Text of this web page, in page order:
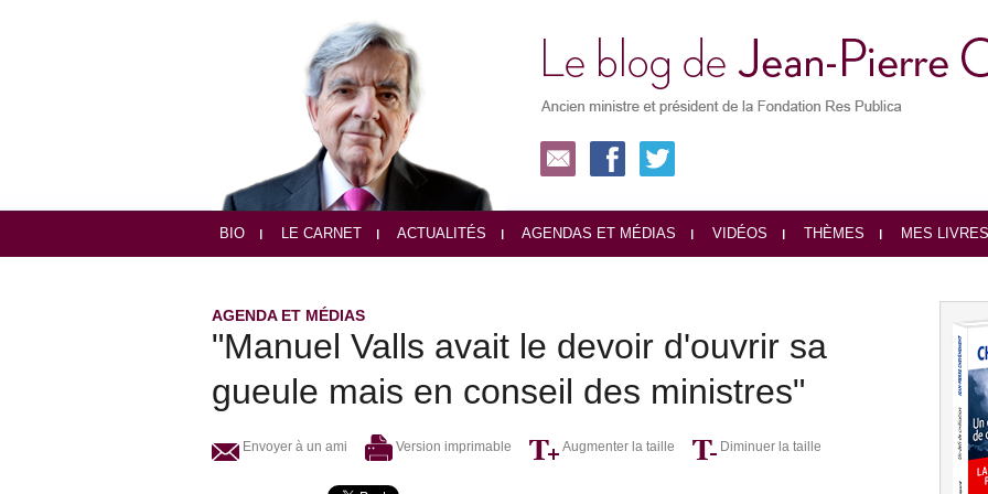
BIO LE CARNET ACTUALITÉS AGENDAS ET MÉDIAS VIDÉOS THÈMES MES LIVRES
AGENDA ET MÉDIAS
"Manuel Valls avait le devoir d'ouvrir sa
gueule mais en conseil des ministres"
Envoyer à un ami Version imprimable Augmenter la taille Diminuer la taille